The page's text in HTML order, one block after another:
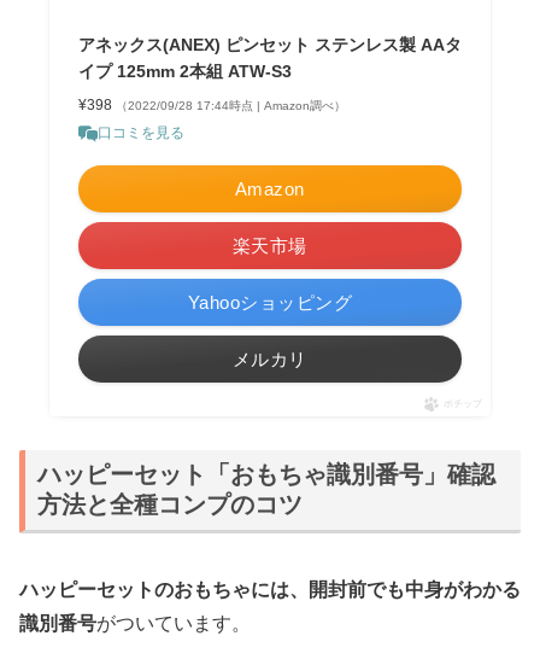
アネックス(ANEX) ピンセット ステンレス製 AAタ
イプ 125mm 2本組 ATW-S3
¥398 （2022/09/28 17:44時点 | Amazon調べ）
口コミを見る
Amazon
楽天市場
Yahooショッピング
メルカリ
ポチップ
ハッピーセット「おもちゃ識別番号」確認
方法と全種コンプのコツ
ハッピーセットのおもちゃには、開封前でも中身がわかる
識別番号がついています。